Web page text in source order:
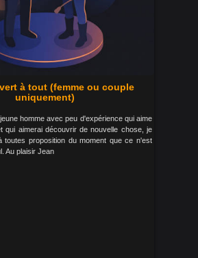
à tout (femme ou couple
uniquement)
homme avec peu d'expérience qui aime
qui aimerai découvrir de nouvelle chose, je
toutes proposition du moment que ce n'est
Au plaisir Jean